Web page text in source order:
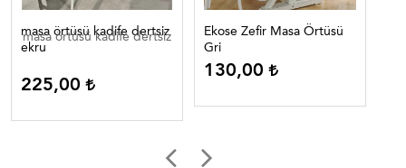
masa örtüsü kadife dertsiz
ekru
masa örtüsü kadife dertsiz
225,00
Ekose Zefir Masa Örtüsü
Gri
130,00